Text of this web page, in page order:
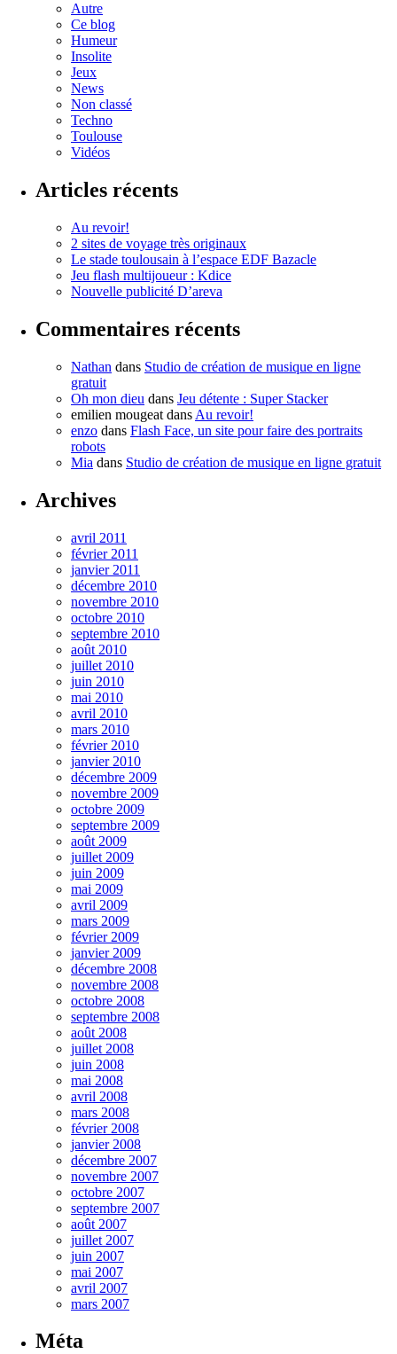
Autre
Ce blog
Humeur
Insolite
Jeux
News
Non classé
Techno
Toulouse
Vidéos
Articles récents
Au revoir!
2 sites de voyage très originaux
Le stade toulousain à l’espace EDF Bazacle
Jeu flash multijoueur : Kdice
Nouvelle publicité D’areva
Commentaires récents
Nathan dans Studio de création de musique en ligne
gratuit
Oh mon dieu dans Jeu détente : Super Stacker
emilien mougeat dans Au revoir!
enzo dans Flash Face, un site pour faire des portraits
robots
Mia dans Studio de création de musique en ligne gratuit
Archives
avril 2011
février 2011
janvier 2011
décembre 2010
novembre 2010
octobre 2010
septembre 2010
août 2010
juillet 2010
juin 2010
mai 2010
avril 2010
mars 2010
février 2010
janvier 2010
décembre 2009
novembre 2009
octobre 2009
septembre 2009
août 2009
juillet 2009
juin 2009
mai 2009
avril 2009
mars 2009
février 2009
janvier 2009
décembre 2008
novembre 2008
octobre 2008
septembre 2008
août 2008
juillet 2008
juin 2008
mai 2008
avril 2008
mars 2008
février 2008
janvier 2008
décembre 2007
novembre 2007
octobre 2007
septembre 2007
août 2007
juillet 2007
juin 2007
mai 2007
avril 2007
mars 2007
Méta